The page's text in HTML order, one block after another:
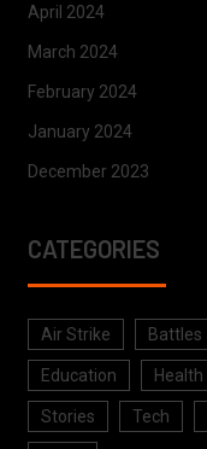
April 2024
March 2024
February 2024
January 2024
December 2023
CATEGORIES
Air Strike Battles
Education Health
Stories Tech